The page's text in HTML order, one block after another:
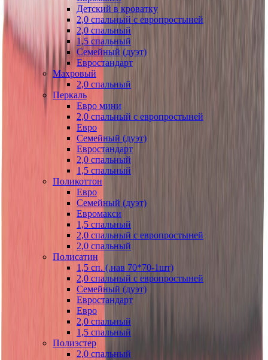
Детский в кроватку
2,0 спальный с европростыней
2,0 спальный
1,5 спальный
Семейный (дуэт)
Евростандарт
Махровый
2,0 спальный
Перкаль
Евро мини
2,0 спальный с европростыней
Евро
Семейный (дуэт)
Евростандарт
2,0 спальный
1,5 спальный
Поликоттон
Евро
Семейный (дуэт)
Евромакси
1,5 спальный
2,0 спальный с европростыней
2,0 спальный
Полисатин
1,5 сп. (.нав 70*70-1шт)
2,0 спальный с европростыней
Семейный (дуэт)
Евростандарт
Евро
2,0 спальный
1,5 спальный
Полиэстер
2,0 спальный